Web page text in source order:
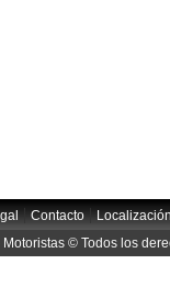
|Contacto|
© Todos los